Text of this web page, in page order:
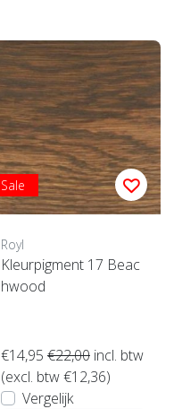
Sale
Royl
Kleurpigment 17 Beac
hwood
€14,95 €22,00 incl. btw
(excl. btw €12,36)
Vergelijk